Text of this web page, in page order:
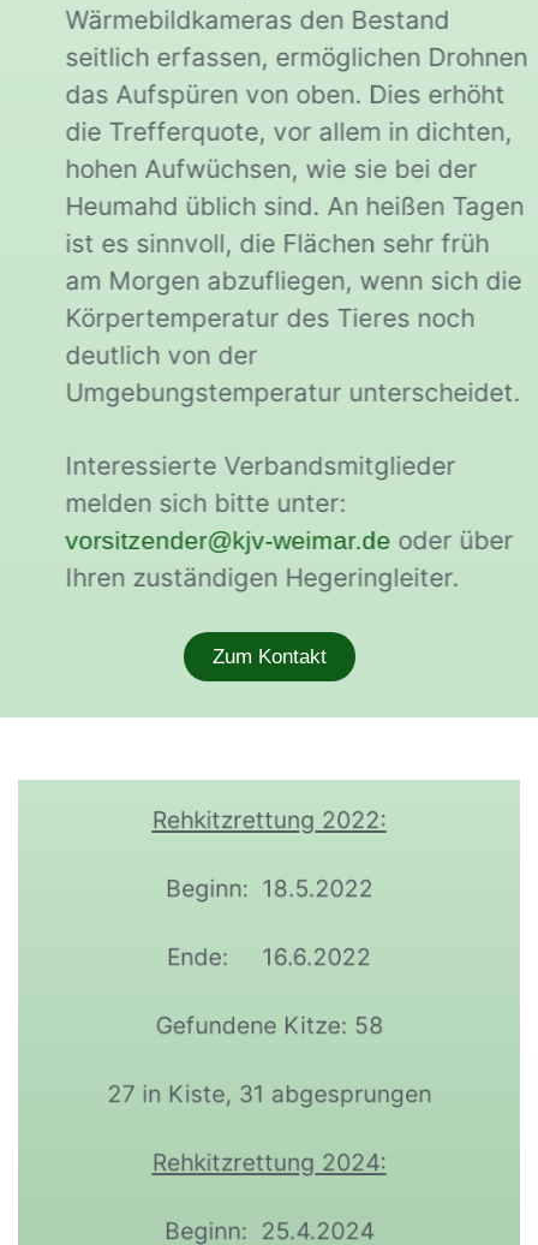
Wärmebildkameras den Bestand
seitlich erfassen, ermöglichen Drohnen
das Aufspüren von oben. Dies erhöht
die Trefferquote, vor allem in dichten,
hohen Aufwüchsen, wie sie bei der
Heumahd üblich sind. An heißen Tagen
ist es sinnvoll, die Flächen sehr früh
am Morgen abzufliegen, wenn sich die
Körpertemperatur des Tieres noch
deutlich von der
Umgebungstemperatur unterscheidet.
Interessierte Verbandsmitglieder
melden sich bitte unter:
vorsitzender@kjv-weimar.deoder über
Ihren zuständigen Hegeringleiter.
Zum Kontakt
Beginn: 18.5.2022
Ende: 16.6.2022